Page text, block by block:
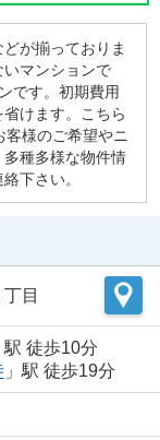
が揃っておりま
マンションで
です。初期費用
けます。こちら
様のご希望やニ
種多様な物件情
下さい。
丁目
駅 徒歩10分
」駅 徒歩19分